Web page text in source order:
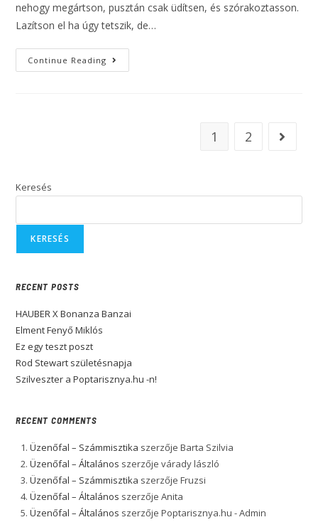
nehogy megártson, pusztán csak üdítsen, és szórakoztasson.
Lazítson el ha úgy tetszik, de…
Continue Reading
1 2
Keresés
KERESÉS
RECENT POSTS
HAUBER X Bonanza Banzai
Elment Fenyő Miklós
Ez egy teszt poszt
Rod Stewart születésnapja
Szilveszter a Poptarisznya.hu -n!
RECENT COMMENTS
Üzenőfal – Számmisztika szerzőjeBarta Szilvia
Üzenőfal – Általános szerzőjevárady lászló
Üzenőfal – Számmisztika szerzőjeFruzsi
Üzenőfal – Általános szerzőjeAnita
Üzenőfal – Általános szerzőjePoptarisznya.hu - Admin